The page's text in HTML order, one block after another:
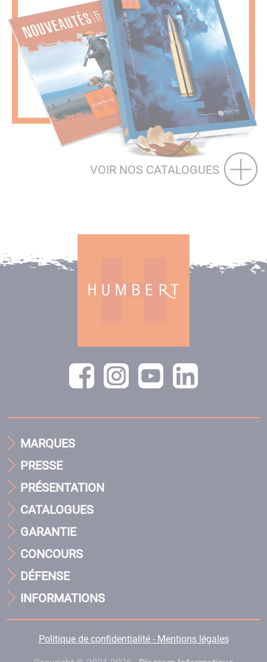
VOIR NOS CATALOGUES
MARQUES
PRESSE
PRÉSENTATION
CATALOGUES
GARANTIE
CONCOURS
DÉFENSE
INFORMATIONS
Politique de confidentialité - Mentions légales